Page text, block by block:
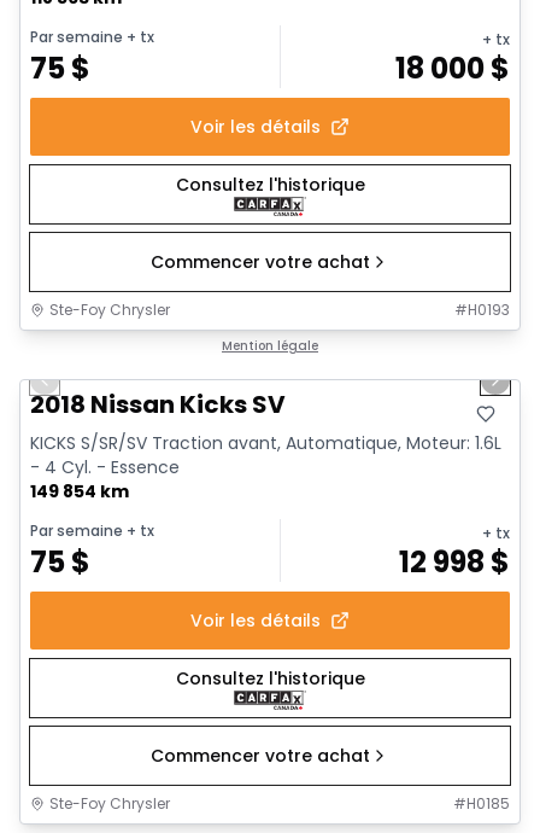
Par semaine + tx
75$
+ tx
18 000$
Voir les détails
Consultez l'historique
Commencer votre achat
Ste-Foy Chrysler #H0193
Mention légale
Previous slide Next
2018 Nissan Kicks SV
KICKS S/SR/SV Traction avant, Automatique, Moteur: 1.6L
- 4 Cyl. - Essence
149 854 km
Par semaine + tx
75$
+ tx
12 998 $
Voir les détails
Consultez l'historique
Commencer votre achat
Ste-Foy Chrysler #H0185